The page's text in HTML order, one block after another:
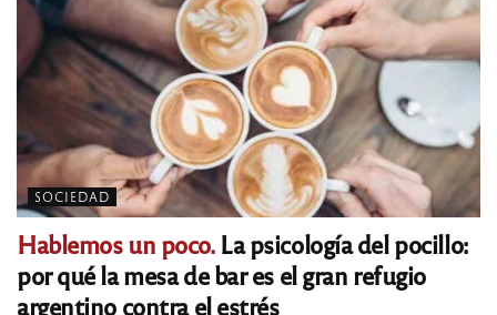
SOCIEDAD
Hablemos un poco.La psicología del pocillo:
por qué la mesa de bar es el gran refugio
argentino contra el estrés